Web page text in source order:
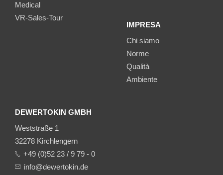
Medical
VR-Sales-Tour
IMPRESA
Chi siamo
Norme
Qualità
Ambiente
DEWERTOKIN GMBH
Weststraße 1
32278 Kirchlengern
+49 (0)52 23 / 9 79 - 0
info@dewertokin.de